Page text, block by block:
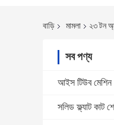
বাড়ি মামলা ২৩ টন
সব পণ্য
আইস টিউব মেশিন
সলিড ফ্ল্যাট কাট